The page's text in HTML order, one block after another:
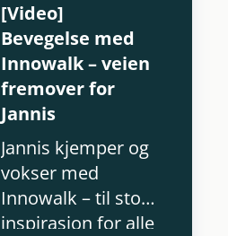
meningsfylt liv.
[Video]
Bevegelse med
Innowalk – veien
fremover for
Jannis
Jannis kjemper og
vokser med
Innowalk – til stor
inspirasjon for alle